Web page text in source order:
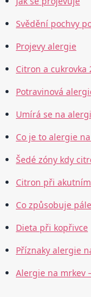
Svědění pochvy
Projevy alergie
Citron a cukrovka
Potravinová
Umírá se na
Co je to alergie
Šedé zóny kdy
Citron při
Co způsobuje
Dieta při kopřivce
Příznaky alergie
Alergie na mrkev